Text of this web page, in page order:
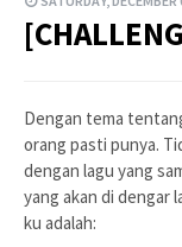
Dengan tema
orang pasti punya.
dengan lagu yang
yang akan di dengar
ku adalah: